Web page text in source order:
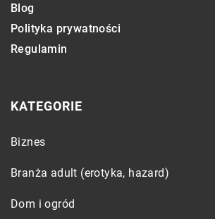
Blog
Polityka prywatności
Regulamin
KATEGORIE
Biznes
Branża adult (erotyka, hazard)
Dom i ogród